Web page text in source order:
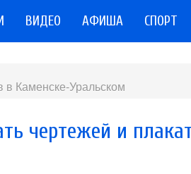
ВИДЕО АФИША СПОРТ
в Каменске-Уральском
чертежей и